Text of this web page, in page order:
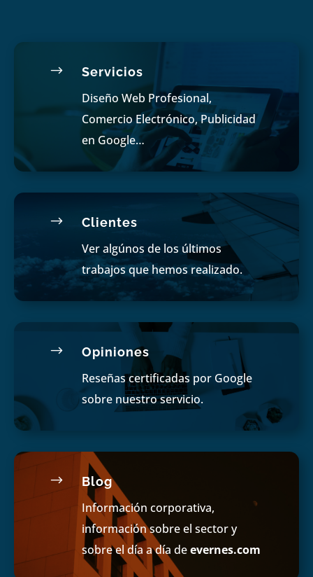
$ Servicios
Diseño Web Profesional,
Comercio Electrónico, Publicidad
en Google…
$ Clientes
Ver algúnos de los últimos
trabajos que hemos realizado.
$ Opiniones
Reseñas certificadas por Google
sobre nuestro servicio.
$ Blog
Información corporativa,
información sobre el sector y
sobre el día a día deevernes.com